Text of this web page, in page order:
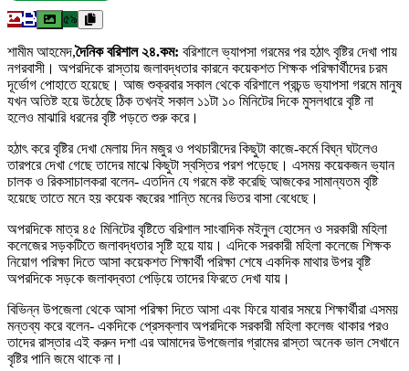
৫৯
শামীম আহমেদ,দৈনিক বরিশাল ২৪.কম: বরিশালে ভ্যাপসা গরমের পর হঠাৎ বৃষ্টির দেখা পায়
নগরবাসী। অপরদিকে রাস্তায় জলাবদ্ধতার কারনে কয়েকশত শিক্ষক পরিক্ষার্থীদের চরম
দূর্ভোগ পোহাতে হয়েছে। আজ শুক্রবার সকাল থেকে বরিশালে প্রচন্ড ভ্যাপসা গরমে মানুষ
যখন অতিষ্ট হয়ে উঠেছে ঠিক তখনই সকাল ১১টা ১০ মিনিটের দিকে মুসলধারে বৃষ্টি না
হলেও মাঝারি ধরনের বৃষ্টি পড়তে শুরু করে।
হঠাৎ করে বৃষ্টির দেখা মেলায় দিন মজুর ও পথচারীদের কিছুটা কাজে-কর্মে বিঘ্ন ঘটলেও
তারপরে দেখা গেছে তাদের মাঝে কিছুটা স্বস্তির পরশ পড়েছে। এসময় কয়েকজন ভ্যান
চালক ও রিকসাচালকরা বলেন- এতদিন যে গরমে কষ্ট করেছি আজকের সামান্যতম বৃষ্টি
হয়েছে তাতে মনে হয় কয়েক বছরের শান্তি মনের ভিতর বাসা বেধেছে।
অপরদিকে মাত্র ৪৫ মিনিটের বৃষ্টিতে বরিশাল সাংবাদিক মইনুল হোসেন ও সরকারী মহিলা
কলেজের সড়কটিতে জলাবদ্ধতার সৃষ্টি হয়ে যায়। এদিকে সরকারী মহিলা কলেজে শিক্ষক
নিয়োগ পরিক্ষা দিতে আসা কয়েকশত শিক্ষার্থী পরিক্ষা শেষে একদিক মাথার উপর বৃষ্টি
অপরদিকে সড়কে জলাবদ্বতা পেড়িয়ে তাদের ফিরতে দেখা যায়।
বিভিন্ন উপজেলা থেকে আসা পরিক্ষা দিতে আসা এবং ফিরে যাবার সময়ে শিক্ষার্থীরা এসময়
মন্তব্য করে বলেন- একদিকে প্রেসক্লাব অপরদিকে সরকারী মহিলা কলেজ থাকার পরও
তাদের রাস্তার এই করুন দশা এর আমাদের উপজেলার গ্রামের রাস্তা অনেক ভাল সেখানে
বৃষ্টির পানি জমে থাকে না।